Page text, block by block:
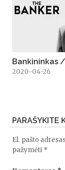
Bankininkas
2020-04-26
PARAŠYKITE
El. pašto
pažymėti *